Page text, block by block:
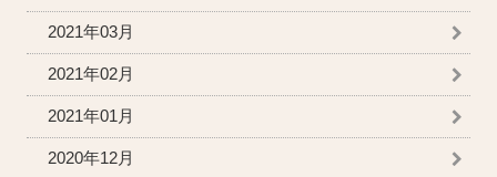
2021年03月
2021年02月
2021年01月
2020年12月